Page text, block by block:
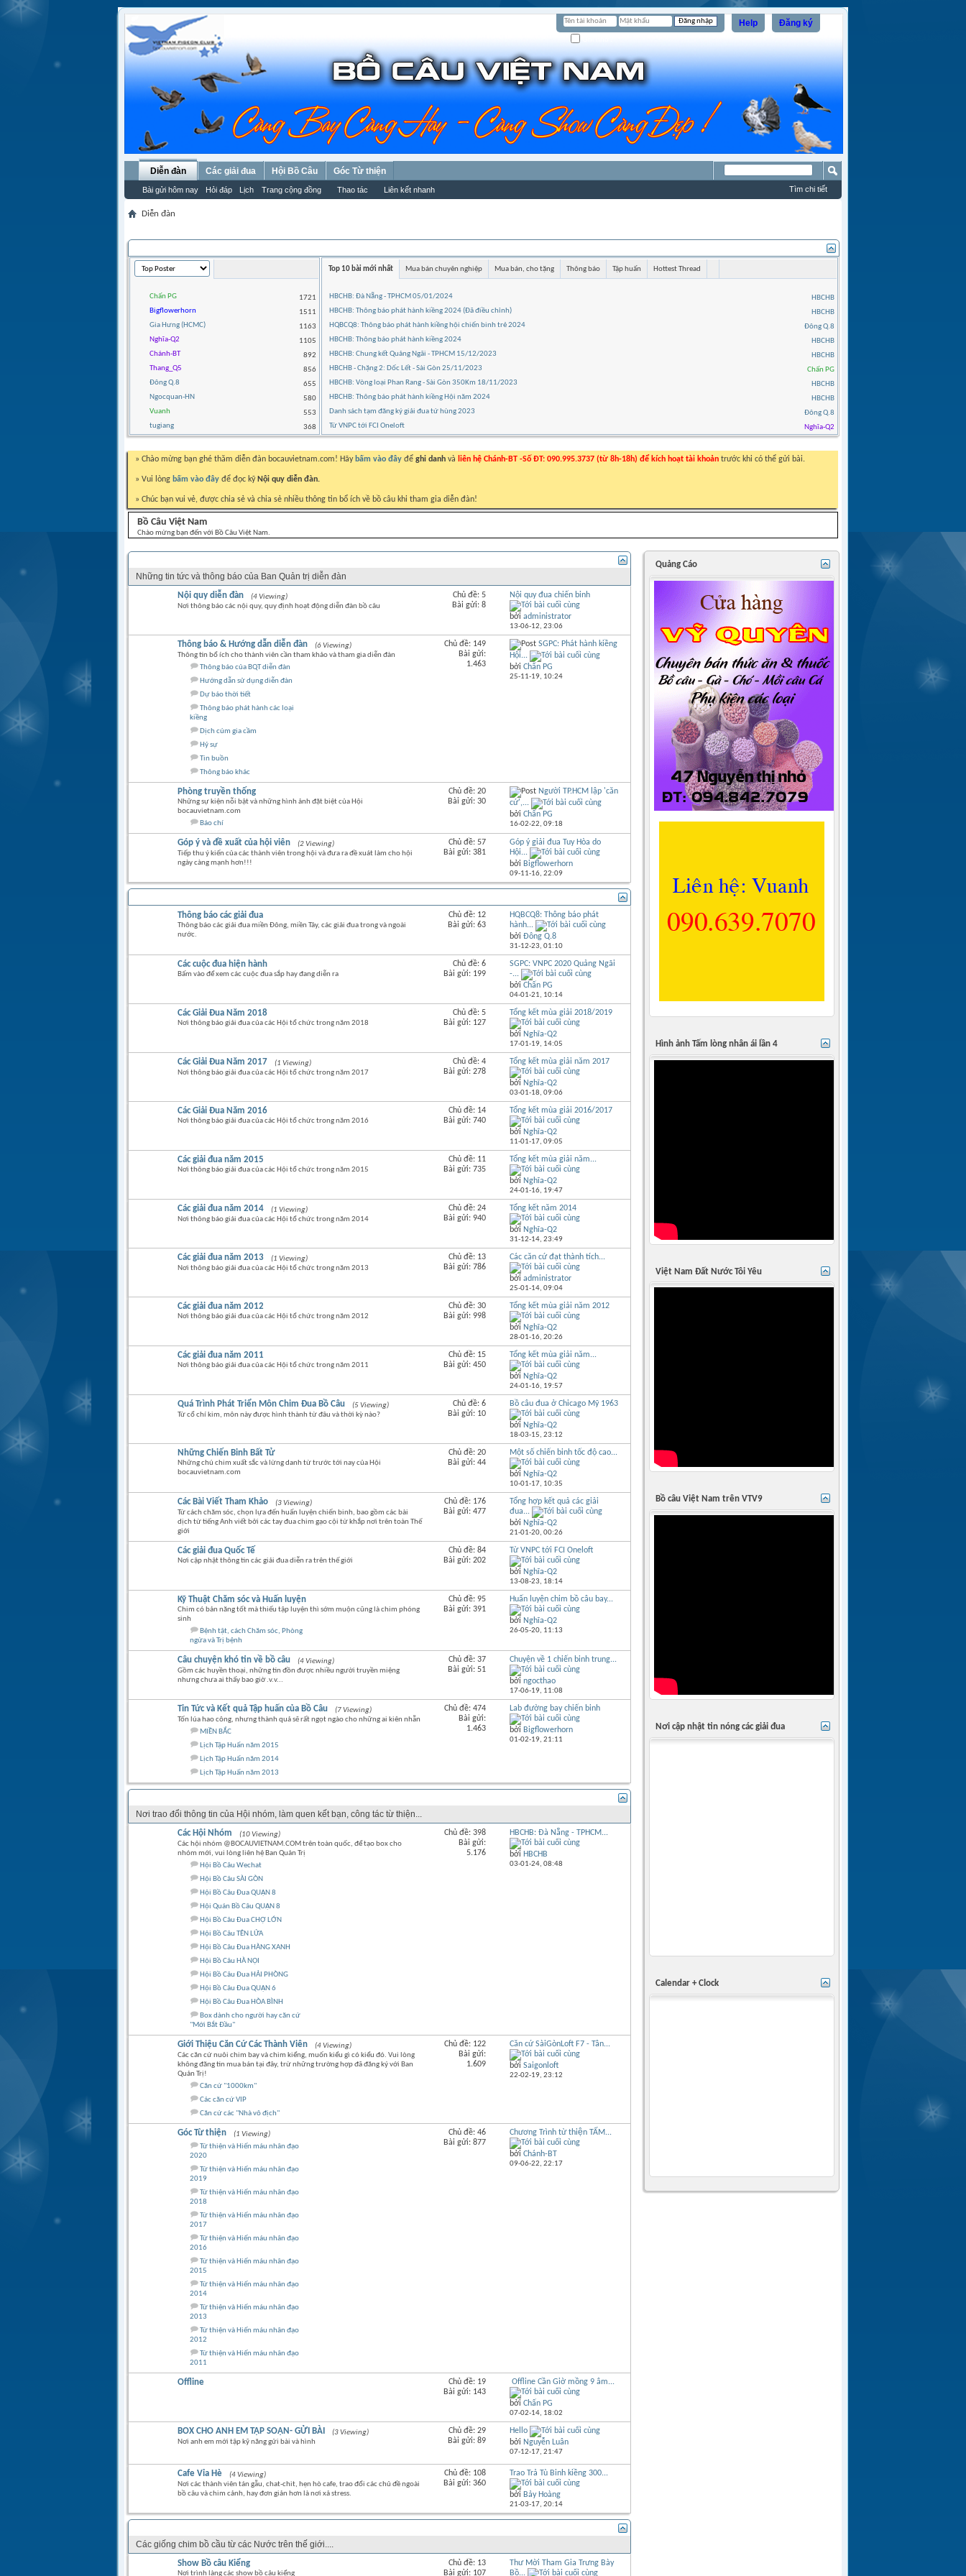
Đăng ký
Help
Diễn đàn
Bài gửi hôm nay Hỏi đáp Lịch Trang cộng đồng Thao tác Liên kết nhanh
Các giải đua Hội Bồ Câu Góc Từ thiện
Tìm chi tiết
Diễn đàn
1721
Chấn PG
1511
Bigflowerhorn
1163
Gia Hưng (HCMC)
1105
Nghĩa-Q2
892
Chánh-BT
856
Thang_Q5
655
Đông Q.8
580
Ngocquan-HN
553
Vuanh
368
tugiang
Top 10 bài mới nhất Mua bán chuyên nghiệp Mua bán, cho tặng Thông báo Tập huấn Hottest Thread
HBCHB
HBCHB: Đà Nẵng - TPHCM 05/01/2024
HBCHB
HBCHB: Thông báo phát hành kiềng 2024 (Đã điều chỉnh)
Đông Q.8
HQBCQ8: Thông báo phát hành kiềng hội chiến binh trẻ 2024
HBCHB
HBCHB: Thông báo phát hành kiềng 2024
HBCHB
HBCHB: Chung kết Quảng Ngãi - TPHCM 15/12/2023
Chấn PG
HBCHB - Chặng 2: Dốc Lết - Sài Gòn 25/11/2023
HBCHB
HBCHB: Vòng loại Phan Rang - Sài Gòn 350Km 18/11/2023
HBCHB
HBCHB: Thông báo phát hành kiềng Hội năm 2024
Đông Q.8
Danh sách tạm đăng ký giải đua tứ hùng 2023
Nghĩa-Q2
Từ VNPC tới FCI Oneloft
» Chào mừng bạn ghé thăm diễn đàn bocauvietnam.com! Hãy bấm vào đây để ghi danh và liên hệ Chánh-BT -Số ĐT: 090.995.3737 (từ 8h-18h) để kích hoạt tài khoản trước khi có thể gửi bài.
» Vui lòng bấm vào đây để đọc kỹ Nội quy diễn đàn.
» Chúc bạn vui vẻ, được chia sẻ và chia sẻ nhiều thông tin bổ ích về bồ câu khi tham gia diễn đàn!
Bồ Câu Việt Nam
Chào mừng bạn đến với Bồ Câu Việt Nam.
Những tin tức và thông báo của Ban Quản trị diễn đàn
Nội quy diễn đàn
(4 Viewing)
Nơi thông báo các nội quy, quy định hoạt động diễn đàn bồ câu
Chủ đề: 5
Bài gửi: 8
Nội quy đua chiến binh
bởiadministrator
13-06-12,23:06
Thông báo & Hướng dẫn diễn đàn
(6 Viewing)
Thông tin bổ ích cho thành viên cần tham khảo và tham gia diễn đàn
Thông báo của BQT diễn đàn
Hướng dẫn sử dụng diễn đàn
Dự báo thời tiết
Thông báo phát hành các loại
kiềng
Dịch cúm gia cầm
Hỷ sự
Tin buồn
Thông báo khác
Chủ đề: 149
Bài gửi:
1.463
SGPC: Phát hành kiềng
Hội...
bởiChấn PG
25-11-19, 10:24
Phòng truyền thống
Những sự kiện nỗi bật và những hình ảnh đặt biệt của Hội
bocauvietnam.com
Báo chí
Chủ đề: 20
Bài gửi: 30
Người TP.HCM lập 'căn
cứ',...
bởiChấn PG
16-02-22,09:18
Góp ý và đề xuất của hội viên
(2 Viewing)
Tiếp thu ý kiến của các thành viên trong hội và đưa ra đề xuát làm cho hội
ngày càng mạnh hơn!!!
Chủ đề: 57
Bài gửi: 381
Góp ý giải đua Tuy Hòa do
Hội...
bởi Bigflowerhorn
09-11-16,22:09
Thông báo các giải đua
Thông báo các giải đua miền Đông, miền Tây, các giải đua trong và ngoài
nước.
Chủ đề: 12
Bài gửi: 63
HQBCQ8: Thông báo phát
hành...
bởiĐông Q.8
31-12-23,01:10
Các cuộc đua hiện hành
Bấm vào để xem các cuộc đua sắp hay đang diễn ra
Chủ đề: 6
Bài gửi: 199
SGPC: VNPC 2020 Quảng Ngãi
-...
bởiChấn PG
04-01-21, 10:14
Các Giải Đua Năm 2018
Nơi thông báo giải đua của các Hội tổ chức trong năm 2018
Chủ đề: 5
Bài gửi: 127
Tổng kết mùa giải 2018/2019
bởi Nghĩa-Q2
17-01-19, 14:05
Các Giải Đua Năm 2017
(1 Viewing)
Nơi thông báo giải đua của các Hội tổ chức trong năm 2017
Chủ đề: 4
Bài gửi: 278
Tổng kết mùa giải năm 2017
bởi Nghĩa-Q2
03-01-18,09:06
Các Giải Đua Năm 2016
Nơi thông báo giải đua của các Hội tổ chức trong năm 2016
Chủ đề: 14
Bài gửi: 740
Tổng kết mùa giải 2016/2017
bởi Nghĩa-Q2
11-01-17,09:05
Các giải đua năm 2015
Nơi thông báo giải đua của các Hội tổ chức trong năm 2015
Chủ đề: 11
Bài gửi: 735
Tổng kết mùa giải năm...
bởi Nghĩa-Q2
24-01-16, 19:47
Các giải đua năm 2014
(1 Viewing)
Nơi thông báo giải đua của các Hội tổ chức trong năm 2014
Chủ đề: 24
Bài gửi: 940
Tổng kết năm 2014
bởi Nghĩa-Q2
31-12-14,23:49
Các giải đua năm 2013
(1 Viewing)
Nơi thông báo giải đua của các Hội tổ chức trong năm 2013
Chủ đề: 13
Bài gửi: 786
Các căn cứ đạt thành tích...
bởiadministrator
25-01-14,09:04
Các giải đua năm 2012
Nơi thông báo giải đua của các Hội tổ chức trong năm 2012
Chủ đề: 30
Bài gửi: 998
Tổng kết mùa giải năm 2012
bởi Nghĩa-Q2
28-01-16,20:26
Các giải đua năm 2011
Nơi thông báo giải đua của các Hội tổ chức trong năm 2011
Chủ đề: 15
Bài gửi: 450
Tổng kết mùa giải năm...
bởi Nghĩa-Q2
24-01-16, 19:57
Quá Trình Phát Triển Môn Chim Đua Bồ Câu
(5 Viewing)
Từ cổ chí kim, môn này được hình thành từ đâu và thời kỳ nào?
Chủ đề: 6
Bài gửi: 10
Bồ câu đua ở Chicago Mỹ 1963
bởi Nghĩa-Q2
18-03-15,23:12
Những Chiến Binh Bất Tử
Những chú chim xuất sắc và lừng danh từ trước tới nay của Hội
bocauvietnam.com
Chủ đề: 20
Bài gửi: 44
Một số chiến binh tốc độ cao...
bởi Nghĩa-Q2
10-01-17, 10:35
Các Bài Viết Tham Khảo
(3 Viewing)
Từ cách chăm sóc, chọn lựa đến huấn luyện chiến binh, bao gồm các bài
dịch từ tiếng Anh viết bởi các tay đua chim gạo cội từ khắp nơi trên toàn Thế
giới
Chủ đề: 176
Bài gửi: 477
Tổng hợp kết quả các giải
đua...
bởi Nghĩa-Q2
21-01-20,00:26
Các giải đua Quốc Tế
Nơi cập nhật thông tin các giải đua diễn ra trên thế giới
Chủ đề: 84
Bài gửi: 202
Từ VNPC tới FCI Oneloft
bởi Nghĩa-Q2
13-08-23, 18:14
Kỹ Thuật Chăm sóc và Huấn luyện
Chim có bản năng tốt mà thiếu tập luyện thì sớm muộn cũng là chim phóng
sinh
Bệnh tật, cách Chăm sóc, Phòng
ngừa và Trị bệnh
Chủ đề: 95
Bài gửi: 391
Huấn luyện chim bồ câu bay...
bởi Nghĩa-Q2
26-05-20, 11:13
Câu chuyện khó tin về bồ câu
(4 Viewing)
Gồm các huyền thoại, những tin đồn được nhiều người truyền miệng
nhưng chưa ai thấy bao giờ .v.v...
Chủ đề: 37
Bài gửi: 51
Chuyện về 1 chiến binh trung...
bởingocthao
17-06-19, 11:08
Tin Tức và Kết quả Tập huấn của Bồ Câu
(7 Viewing)
Tốn lúa hao công, nhưng thành quả sẽ rất ngọt ngào cho những ai kiên nhẫn
MIỀN BẮC
Lịch Tập Huấn năm 2015
Lịch Tập Huấn năm 2014
Lịch Tập Huấn năm 2013
Chủ đề: 474
Bài gửi:
1.463
Lab đường bay chiến binh
bởi Bigflowerhorn
01-02-19,21:11
Nơi trao đổi thông tin của Hội nhóm, làm quen kết bạn, công tác từ thiện...
Các Hội Nhóm
(10 Viewing)
Các hội nhóm @BOCAUVIETNAM.COM trên toàn quốc, để tạo box cho
nhóm mới, vui lòng liên hệ Ban Quản Trị
Hội Bồ Câu Wechat
Hội Bồ Câu SÀI GÒN
Hội Bồ Câu Đua QUẬN 8
Hội Quán Bồ Câu QUẬN 8
Hội Bồ Câu Đua CHỢ LỚN
Hội Bồ Câu TÊN LỬA
Hội Bồ Câu Đua HÀNG XANH
Hội Bồ Câu HÀ NỘI
Hội Bồ Câu Đua HẢI PHÒNG
Hội Bồ Câu Đua QUẬN 6
Hội Bồ Câu Đua HÒA BÌNH
Box dành cho người hay căn cứ
"Mới Bắt Đầu"
Chủ đề: 398
Bài gửi:
5.176
HBCHB: Đà Nẵng - TPHCM...
bởi HBCHB
03-01-24,08:48
Giới Thiệu Căn Cứ Các Thành Viên
(4 Viewing)
Các căn cứ nuôi chim bay và chim kiểng, muốn kiểu gì có kiểu đó. Vui lòng
không đăng tin mua bán tại đây, trừ những trường hợp đã đăng ký với Ban
Quản Trị!
Căn cứ "1000km"
Các căn cứ VIP
Căn cứ các "Nhà vô địch"
Chủ đề: 122
Bài gửi:
1.609
Căn cứ SàiGònLoft F7 - Tân...
bởiSaigonloft
22-02-19,23:12
Góc Từ thiện
(1 Viewing)
Từ thiện và Hiến máu nhân đạo
2020
Từ thiện và Hiến máu nhân đạo
2019
Từ thiện và Hiến máu nhân đạo
2018
Từ thiện và Hiến máu nhân đạo
2017
Từ thiện và Hiến máu nhân đạo
2016
Từ thiện và Hiến máu nhân đạo
2015
Từ thiện và Hiến máu nhân đạo
2014
Từ thiện và Hiến máu nhân đạo
2013
Từ thiện và Hiến máu nhân đạo
2012
Từ thiện và Hiến máu nhân đạo
2011
Chủ đề: 46
Bài gửi: 877
Chương Trình từ thiện TẤM...
bởiChánh-BT
09-06-22,22:17
Offline
Chủ đề: 19
Bài gửi: 143
Offline Cần Giờ mồng 9 âm...
bởiChấn PG
07-02-14, 18:02
BOX CHO ANH EM TẬP SOẠN- GỬI BÀI
(3 Viewing)
Nơi anh em mới tập kỹ năng gửi bài và hình
Chủ đề: 29
Bài gửi: 89
Hello
bởi Nguyễn Luân
07-12-17,21:47
Cafe Vỉa Hè
(4 Viewing)
Nơi các thành viên tán gẫu, chat-chit, hẹn hò cafe, trao đổi các chủ đề ngoài
bồ câu và chim cảnh, hay đơn giản hơn là nơi xả stress.
Chủ đề: 108
Bài gửi: 360
Trao Trả Tù Binh kiềng 300...
bởi Bảy Hoàng
21-03-17,20:14
Các giống chim bồ cầu từ các Nước trên thế giới....
Show Bồ câu Kiểng
Nơi trình làng các show bồ câu kiểng
Chủ đề: 13
Bài gửi: 107
Thư Mời Tham Gia Trưng Bày
Bồ...
Quảng Cáo
Hình ảnh Tấm lòng nhân ái lần 4
Việt Nam Đất Nước Tôi Yêu
Bồ câu Việt Nam trên VTV9
Nơi cập nhật tin nóng các giải đua
Calendar + Clock